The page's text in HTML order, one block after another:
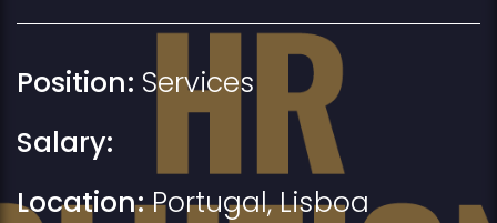
Position: Services
Salary:
Location: Portugal,Lisboa